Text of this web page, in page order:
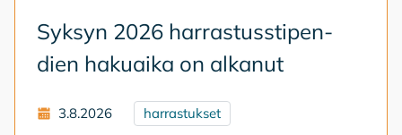
Syk­syn 2026 har­ras­tuss­ti­pen­
dien ha­kuai­ka on al­ka­nut
3.8.2026 harrastukset